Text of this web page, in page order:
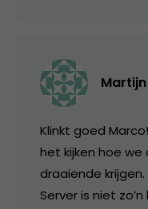
Martijn
Klinkt goed
het kijken hoe
draaiende
Server is niet